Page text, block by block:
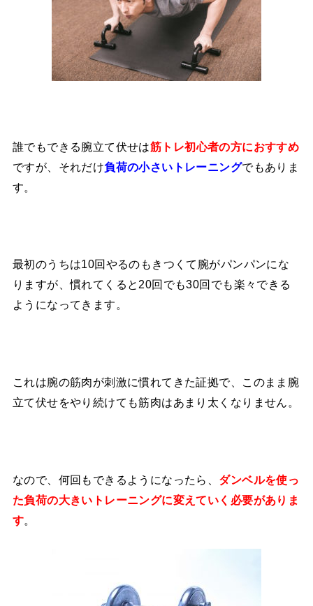
誰でもできる腕立て伏せは筋トレ初心者の方におすすめ
ですが、それだけ負荷の小さいトレーニングでもありま
す。
最初のうちは10回やるのもきつくて腕がパンパンにな
りますが、慣れてくると20回でも30回でも楽々できる
ようになってきます。
これは腕の筋肉が刺激に慣れてきた証拠で、このまま腕
立て伏せをやり続けても筋肉はあまり太くなりません。
なので、何回もできるようになったら、 ダンベルを使っ
た負荷の大きいトレーニングに変えていく必要がありま
す。